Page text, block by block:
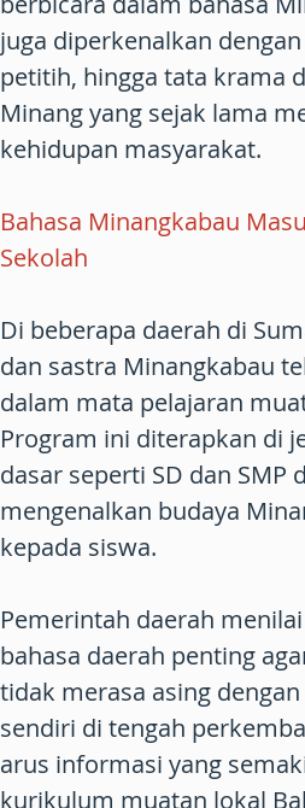
juga diperkenalkan
petitih, hingga tata krama
Minang yang sejak lama
kehidupan masyarakat.
Bahasa Minangkabau
Sekolah
Di beberapa daerah di
dan sastra Minangkabau
dalam mata pelajaran
Program ini diterapkan di
dasar seperti SD dan SMP
mengenalkan budaya
kepada siswa.
Pemerintah daerah
bahasa daerah penting
tidak merasa asing
sendiri di tengah
arus informasi yang
kurikulum muatan lokal